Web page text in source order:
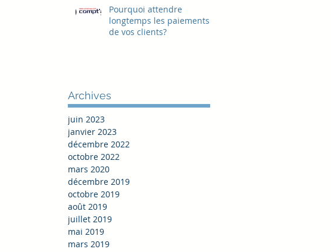
Pourquoi attendre
longtemps les paiements
de vos clients?
Archives
juin 2023
janvier 2023
décembre 2022
octobre 2022
mars 2020
décembre 2019
octobre 2019
août 2019
juillet 2019
mai 2019
mars 2019